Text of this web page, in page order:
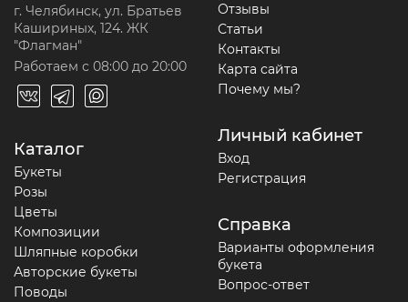
г. Челябинск, ул. Братьев
Кашириных, 124. ЖК
"Флагман"
Работаем с 08:00 до 20:00
Каталог
Букеты
Розы
Цветы
Композиции
Шляпные коробки
Авторские букеты
Поводы
Отзывы
Статьи
Контакты
Карта сайта
Почему мы?
Личный кабинет
Вход
Регистрация
Справка
Варианты оформления
букета
Вопрос-ответ